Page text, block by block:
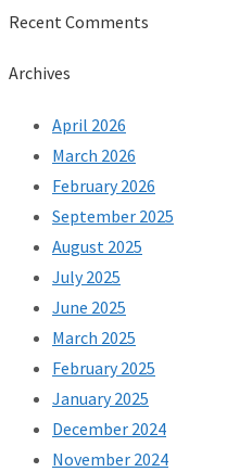
Recent Comments
Archives
April 2026
March 2026
February 2026
September 2025
August 2025
July 2025
June 2025
March 2025
February 2025
January 2025
December 2024
November 2024